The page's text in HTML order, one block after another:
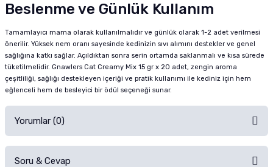
Beslenme ve Günlük Kullanım
Tamamlayıcı mama olarak kullanılmalıdır ve günlük olarak 1-2 adet verilmesi
önerilir. Yüksek nem oranı sayesinde kedinizin sıvı alımını destekler ve genel
sağlığına katkı sağlar. Açıldıktan sonra serin ortamda saklanmalı ve kısa sürede
tüketilmelidir. Gnawlers Cat Creamy Mix 15 gr x 20 adet, zengin aroma
çeşitliliği, sağlığı destekleyen içeriği ve pratik kullanımı ile kediniz için hem
eğlenceli hem de besleyici bir ödül seçeneği sunar.
Yorumlar (0)
Soru & Cevap